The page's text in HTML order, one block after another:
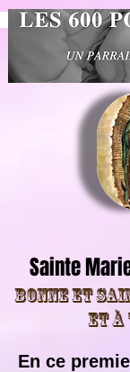
Sainte
Bonne et
et à
En ce